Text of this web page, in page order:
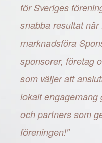
för Sveriges
snabba resultat
marknadsföra
sponsorer, företag
som väljer att
lokalt engagemang
och partners som
föreningen!"